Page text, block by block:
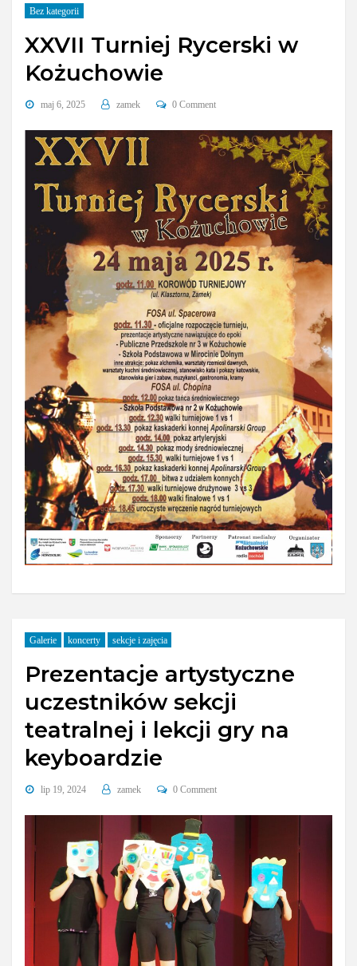
Bez kategorii
XXVII Turniej Rycerski w
Kożuchowie
maj 6, 2025 zamek 0 Comment
Galerie koncerty sekcje i zajęcia
Prezentacje artystyczne
uczestników sekcji
teatralnej i lekcji gry na
keyboardzie
lip 19, 2024 zamek 0 Comment